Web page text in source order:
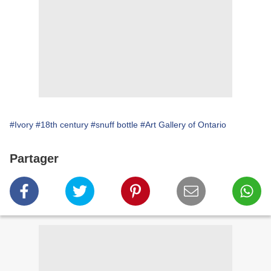
#Ivory #18th century #snuff bottle #Art Gallery of Ontario
Partager